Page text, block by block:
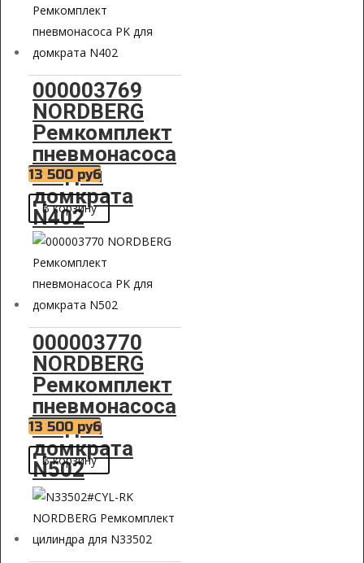
000003769
NORDBERG
Ремкомплект
пневмонасоса
PK для
домкрата
N402
13 500 руб
В корзину
000003770
NORDBERG
Ремкомплект
пневмонасоса
PK для
домкрата
N502
13 500 руб
В корзину